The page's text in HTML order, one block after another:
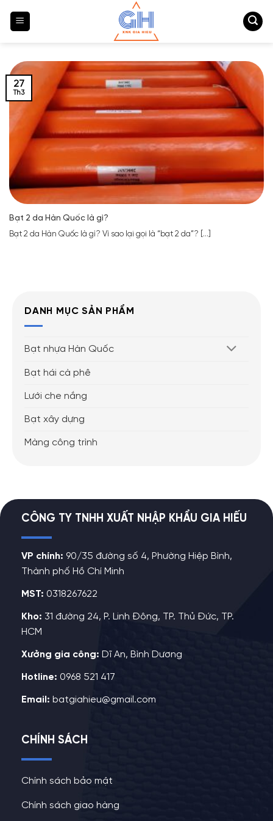
qua
DANH MỤC SẢN PHẨM
Bạt nhựa Hàn Quốc
Bạt hái cà phê
Lưới che nắng
Bạt xây dựng
Màng công trình
Bạt 2 da Hàn Quốc là gì?
Bạt 2 da Hàn Quốc là gì? Vì sao lại gọi là “bạt 2 da”? [...]
27
Th3
CÔNG TY TNHH XUẤT NHẬP KHẨU GIA HIẾU
VP chính: 90/35 đường số 4, Phường Hiệp Bình,
Thành phố Hồ Chí Minh
MST: 0318267622
Kho: 31 đường 24, P. Linh Đông, TP. Thủ Đức, TP.
HCM
Xưởng gia công: Dĩ An, Bình Dương
Hotline: 0968 521 417
Email: batgiahieu@gmail.com
CHÍNH SÁCH
Chính sách bảo mật
Chính sách giao hàng